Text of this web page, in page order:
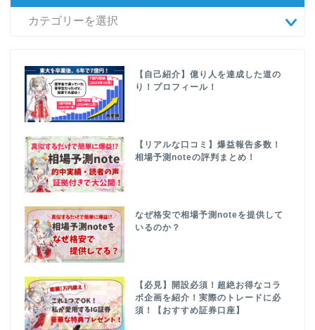
【自己紹介】億り人を達成した道の
り！プロフィール！
【リアルな口コミ】爆益報告多数！
相場予測noteの評判まとめ！
なぜ格安で相場予測noteを提供して
いるのか？
【必見】開設必須！超絶お得なコラ
ボ企画を紹介！実際のトレードに必
須！【おすすめ証券口座】